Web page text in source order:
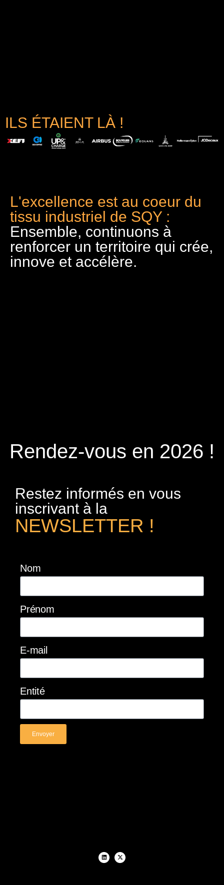
ILS ÉTAIENT LÀ !
L'excellence est au coeur du
tissu industriel de SQY :
Ensemble, continuons à
renforcer un territoire qui crée,
innove et accélère.
Rendez-vous en 2026 !
Restez informés en vous
inscrivant à la
NEWSLETTER !
Nom
Prénom
E-mail
Entité
Envoyer